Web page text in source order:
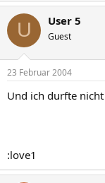
U User 5
Guest
23 Februar 2004
Und ich durfte
:love1